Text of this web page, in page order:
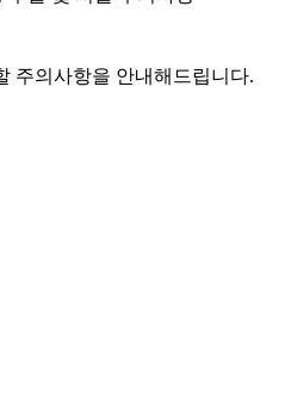
주의사항을 안내해드립니다.